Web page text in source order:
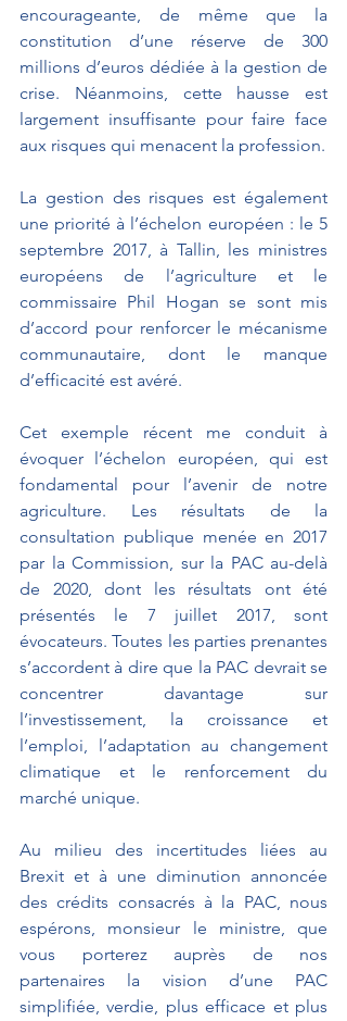
encourageante, de même que la
constitution d’une réserve de 300
millions d’euros dédiée à la gestion de
crise. Néanmoins, cette hausse est
largement insuffisante pour faire face
aux risques qui menacent la profession.
La gestion des risques est également
une priorité à l’échelon européen : le 5
septembre 2017, à Tallin, les ministres
européens de l’agriculture et le
commissaire Phil Hogan se sont mis
d’accord pour renforcer le mécanisme
communautaire, dont le manque
d’efficacité est avéré.
Cet exemple récent me conduit à
évoquer l’échelon européen, qui est
fondamental pour l’avenir de notre
agriculture. Les résultats de la
consultation publique menée en 2017
par la Commission, sur la PAC au-delà
de 2020, dont les résultats ont été
présentés le 7 juillet 2017, sont
évocateurs. Toutes les parties prenantes
s’accordent à dire que la PAC devrait se
concentrer davantage sur
l’investissement, la croissance et
l’emploi, l’adaptation au changement
climatique et le renforcement du
marché unique.
Au milieu des incertitudes liées au
Brexit et à une diminution annoncée
des crédits consacrés à la PAC, nous
espérons, monsieur le ministre, que
vous porterez auprès de nos
partenaires la vision d’une PAC
simplifiée, verdie, plus efficace et plus